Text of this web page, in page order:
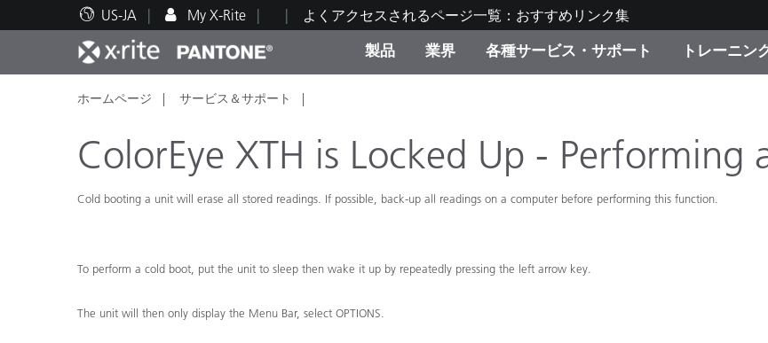
US-JA My X-Rite よくアクセスされるページ一覧：おすすめリンク集
製品
人気製品ランキング
キャンペーン
機材貸出サービス（
業界
印刷＆パッケージ印刷
自動車 テキスタイル
リューション
各種サービス・サポート
テクニカルサポート
トレーニン
教育関連資料
ホームページ サービス＆サポート
ColorEye XTH is Locked Up - Performing
Cold booting a unit will erase all stored readings. If possible, back-up all readings on a computer before performing this function.
To perform a cold boot, put the unit to sleep then wake it up by repeatedly pressing the left arrow key.
The unit will then only display the Menu Bar, select OPTIONS.